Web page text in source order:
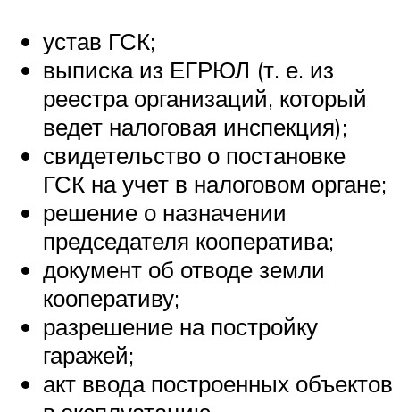
устав ГСК;
выписка из ЕГРЮЛ (т. е. из
реестра организаций, который
ведет налоговая инспекция);
свидетельство о постановке
ГСК на учет в налоговом органе;
решение о назначении
председателя кооператива;
документ об отводе земли
кооперативу;
разрешение на постройку
гаражей;
акт ввода построенных объектов